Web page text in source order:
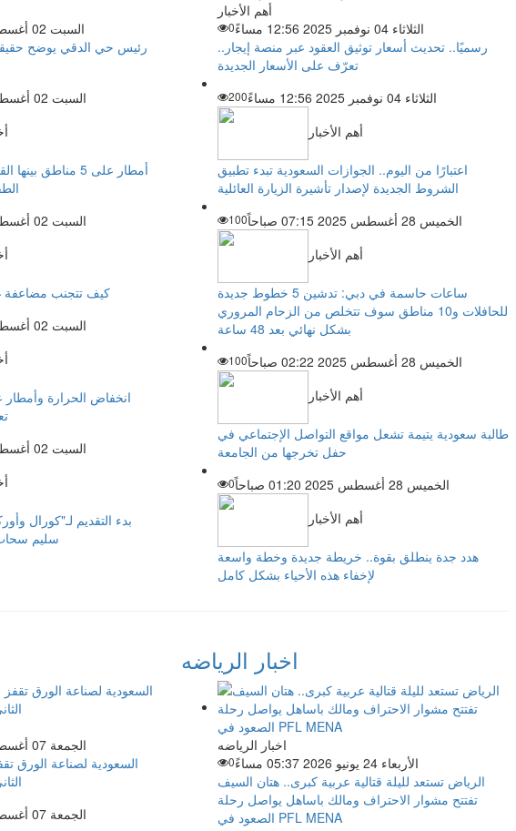
السبت 02 أغسطس 2025 04:25 مساءً
رئيس حي الدقي يوضح
السبت 02 أغسطس 2025 11:18 صباحاً
أمطار على 5
السبت 02 أغسطس 2025 10:09 صباحاً
كيف تتجنب مضاعفة
السبت 02 أغسطس 2025 10:09 صباحاً
انخفاض الحرارة
السبت 02 أغسطس 2025 08:22 صباحاً
بدء التقديم لـ"كورال
سليم سحاب..
أهم الأخبار
الثلاثاء 04 نوفمبر 2025 12:56 مساءً
0
رسميًا.. تحديث أسعار توثيق العقود عبر منصة إيجار..
تعرّف على الأسعار الجديدة
الثلاثاء 04 نوفمبر 2025 12:56 مساءً
200
أهم الأخبار
اعتبارًا من اليوم.. الجوازات السعودية تبدء تطبيق
الشروط الجديدة لإصدار تأشيرة الزيارة العائلية
الخميس 28 أغسطس 2025 07:15 صباحاً
100
أهم الأخبار
ساعات حاسمة في دبي: تدشين 5 خطوط جديدة
للحافلات و10 مناطق سوف تتخلص من الزحام المروري
بشكل نهائي بعد 48 ساعة
الخميس 28 أغسطس 2025 02:22 صباحاً
100
أهم الأخبار
طالبة سعودية يتيمة تشعل مواقع التواصل الإجتماعي في
حفل تخرجها من الجامعة
الخميس 28 أغسطس 2025 01:20 صباحاً
0
أهم الأخبار
هدد جدة ينطلق بقوة.. خريطة جديدة وخطة واسعة
لإخفاء هذه الأحياء بشكل كامل
الجمعة 07 أغسطس 2026 06:12 مساءً
الثاني 2026 بدعم
الجمعة 07 أغسطس 2026 06:11 مساءً
اخبار الرياضه
اخبار الرياضه
الأربعاء 24 يونيو 2026 05:37 مساءً
0
الرياض تستعد لليلة قتالية عربية كبرى.. هتان السيف
تفتتح مشوار الاحتراف ومالك باساهل يواصل رحلة
الصعود في PFL MENA